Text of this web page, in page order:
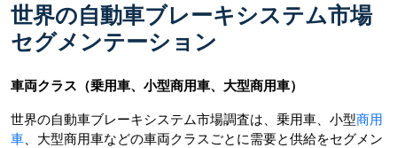
世界の自動車ブレーキシステム市場
セグメンテーション
車両クラス（乗用車、小型商用車、大型商用車）
世界の自動車ブレーキシステム市場調査は、乗用車、小型商用
車 、大型商用車などの車両クラスごとに需要と供給をセグメン